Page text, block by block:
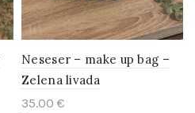
Neseser – make up bag –
Zelena livada
35.00 €